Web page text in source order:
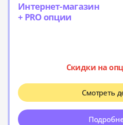
Интернет-магазин
+ PRO опции
Скидки на
Смотреть